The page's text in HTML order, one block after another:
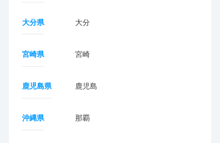
大分県 大分
宮崎県 宮崎
鹿児島県 鹿児島
沖縄県 那覇